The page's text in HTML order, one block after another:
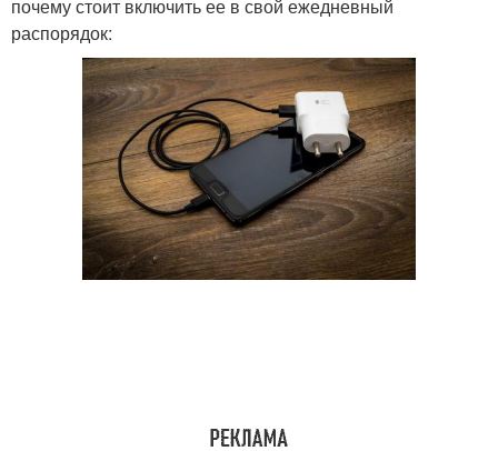
почему стоит включить ее в свой ежедневный
распорядок: